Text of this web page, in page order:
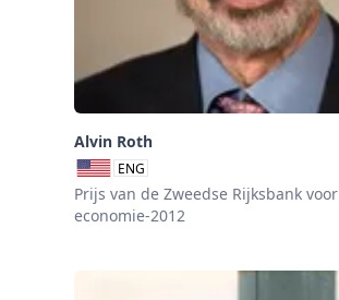
Alvin Roth
ENG
Prijs van de Zweedse Rijksbank voor
economie-2012